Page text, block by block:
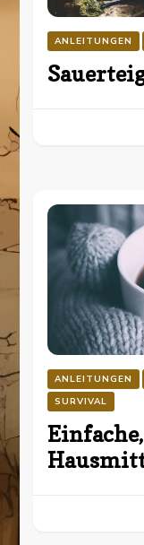
ANLEITUNGEN
ANLEITUNGEN
SURVIVAL